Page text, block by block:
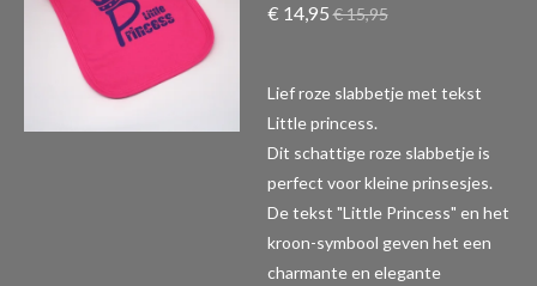
€ 14,95 € 15,95
Lief roze slabbetje met tekst
Little princess.
Dit schattige roze slabbetje is
perfect voor kleine prinsesjes.
De tekst "Little Princess" en het
kroon-symbool geven het een
charmante en elegante